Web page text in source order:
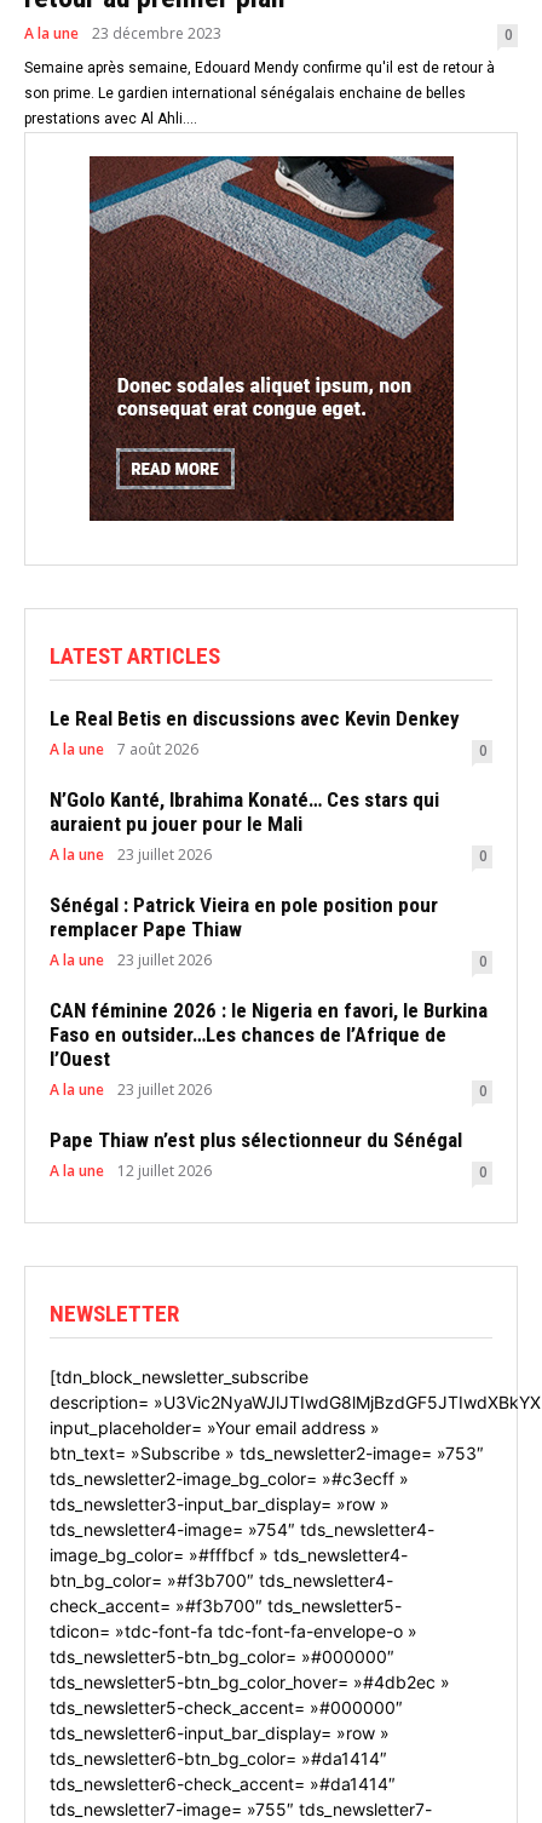
A la une 23 décembre 2023 0
Semaine après semaine, Edouard Mendy confirme qu'il est de retour à
son prime. Le gardien international sénégalais enchaine de belles
prestations avec Al Ahli....
LATEST ARTICLES
Le Real Betis en discussions avec Kevin Denkey
A la une 7 août 2026 0
N’Golo Kanté, Ibrahima Konaté… Ces stars qui
auraient pu jouer pour le Mali
A la une 23 juillet 2026 0
Sénégal : Patrick Vieira en pole position pour
remplacer Pape Thiaw
A la une 23 juillet 2026 0
CAN féminine 2026 : le Nigeria en favori, le Burkina
Faso en outsider…Les chances de l’Afrique de
l’Ouest
A la une 23 juillet 2026 0
Pape Thiaw n’est plus sélectionneur du Sénégal
A la une 12 juillet 2026 0
NEWSLETTER
[tdn_block_newsletter_subscribe
description=
input_placeholder= »Your email address »
btn_text= »Subscribe » tds_newsletter2-image= »753″
tds_newsletter2-image_bg_color= »#c3ecff »
tds_newsletter3-input_bar_display= »row »
tds_newsletter4-image= »754″ tds_newsletter4-
image_bg_color= »#fffbcf » tds_newsletter4-
btn_bg_color= »#f3b700″ tds_newsletter4-
check_accent= »#f3b700″ tds_newsletter5-
tdicon= »tdc-font-fa tdc-font-fa-envelope-o »
tds_newsletter5-btn_bg_color= »#000000″
tds_newsletter5-btn_bg_color_hover= »#4db2ec »
tds_newsletter5-check_accent= »#000000″
tds_newsletter6-input_bar_display= »row »
tds_newsletter6-btn_bg_color= »#da1414″
tds_newsletter6-check_accent= »#da1414″
tds_newsletter7-image= »755″ tds_newsletter7-